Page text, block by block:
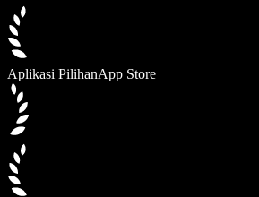
Aplikasi PilihanApp Store